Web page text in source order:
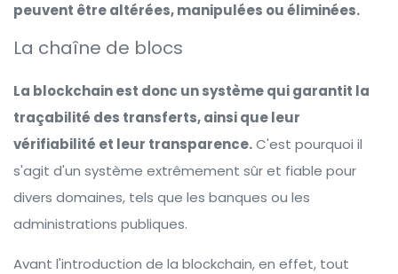
peuvent être altérées, manipulées ou éliminées.
La chaîne de blocs
La blockchain est donc un système qui garantit la
traçabilité des transferts, ainsi que leur
vérifiabilité et leur transparence.C'est pourquoi il
s'agit d'un système extrêmement sûr et fiable pour
divers domaines, tels que les banques ou les
administrations publiques.
Avant l'introduction de la blockchain, en effet, tout